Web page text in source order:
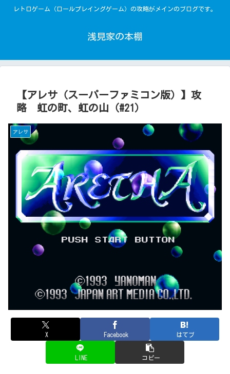
レトロゲーム（ロールプレイングゲーム）の攻略がメインのブログです。
浅見家の本棚
【アレサ（スーパーファミコン版）】攻
略 虹の町、虹の山（#21）
アレサ
X Facebook はてブ
LINE コピー